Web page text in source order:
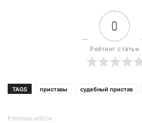
0
Рейтинг статьи
TAGS приставы судебный пристав
Previous article